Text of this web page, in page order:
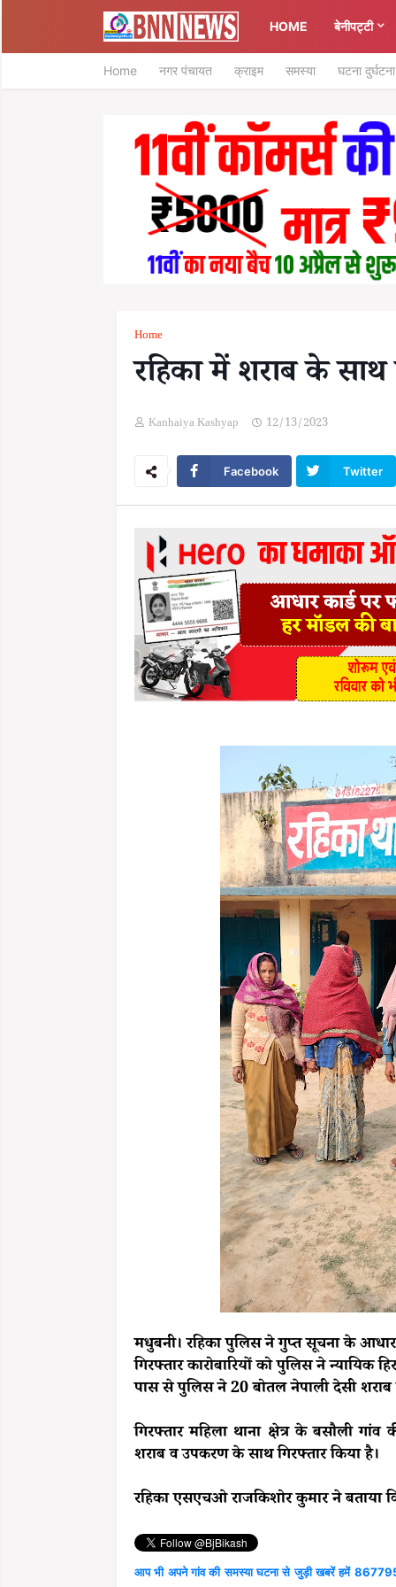
HOME बेनीपट्टी
Home नगर पंचायत क्राइम समस्या घटना दुर्घटना
Home
रहिका में शराब के साथ
Kanhaiya Kashyap 12/13/2023
Facebook Twitter
मधुबनी। रहिका पुलिस ने गुप्त सूचना के
गिरफ्तार कारोबारियों को पुलिस ने न्यायिक
पास से पुलिस ने 20 बोतल नेपाली देसी शराब
गिरफ्तार महिला थाना क्षेत्र के बसौली
शराब व उपकरण के साथ गिरफ्तार किया है।
रहिका एसएचओ राजकिशोर कुमार ने
आप भी अपने गांव की समस्या घटना से जुड़ी खबरें हमें